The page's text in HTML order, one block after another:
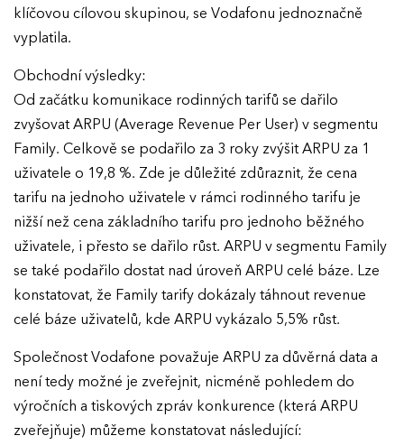
Ročník 2025
Ročník 2024
Ročník 2023
Ročník 2022
Ročník 2021
Ročník 2018
Ročník 2017
GALERIE
KONTAKTY
klíčovou cílovou skupinou, se Vodafonu jednoznačně
vyplatila.
Obchodní výsledky:
Od začátku komunikace rodinných tarifů se dařilo
zvyšovat ARPU (Average Revenue Per User) v segmentu
Family. Celkově se podařilo za 3 roky zvýšit ARPU za 1
uživatele o 19,8 %. Zde je důležité zdůraznit, že cena
tarifu na jednoho uživatele v rámci rodinného tarifu je
nižší než cena základního tarifu pro jednoho běžného
uživatele, i přesto se dařilo růst. ARPU v segmentu Family
se také podařilo dostat nad úroveň ARPU celé báze. Lze
konstatovat, že Family tarify dokázaly táhnout revenue
celé báze uživatelů, kde ARPU vykázalo 5,5% růst.
Společnost Vodafone považuje ARPU za důvěrná data a
není tedy možné je zveřejnit, nicméně pohledem do
výročních a tiskových zpráv konkurence (která ARPU
zveřejňuje) můžeme konstatovat následující: